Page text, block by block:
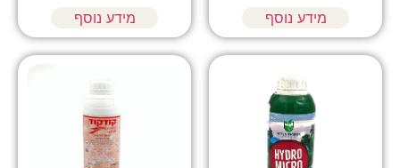
מידע נוסף מידע נוסף